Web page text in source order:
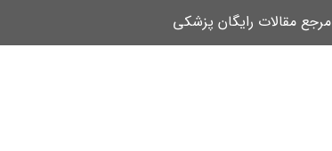
مرجع مقالات رایگان پزشکی